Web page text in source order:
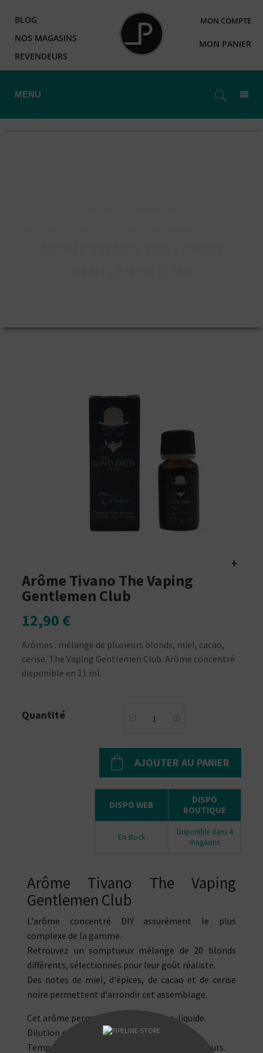
BLOG
NOS MAGASINS
REVENDEURS
MON COMPTE
MON PANIER
MENU
+
Arôme Tivano The Vaping
Gentlemen Club
12,90 €
Arômes : mélange de plusieurs blonds, miel, cacao,
cerise. The Vaping Gentlemen Club. Arôme concentré
disponible en 11 ml.
Quantité
AJOUTER AU PANIER
DISPO WEB
DISPO
BOUTIQUE
En stock
Disponible dans 4
magasins
Arôme Tivano The Vaping
Gentlemen Club
L'arôme concentré DIY assurément le plus
complexe de la gamme.
Retrouvez un somptueux mélange de 20 blonds
différents, sélectionnés pour leur goût réaliste.
Des notes de miel, d'épices, de cacao et de cerise
noire permettent d'arrondir cet assemblage.
Cet arôme permet de fabriquer son e-liquide.
Dilution recommandée : 10%.
Temps de maturation recommandé : 15 à 20 jours.
"